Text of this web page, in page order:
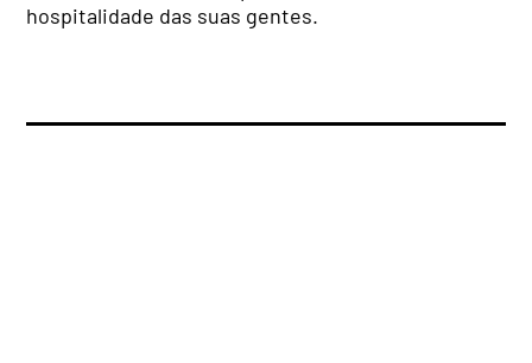
hospitalidade das suas gentes.